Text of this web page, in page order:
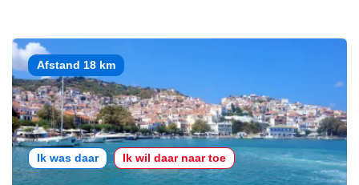
Afstand 18 km
Ik was daar Ik wil daar naar toe